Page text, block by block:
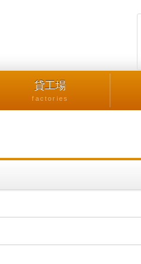
貸工場
factories